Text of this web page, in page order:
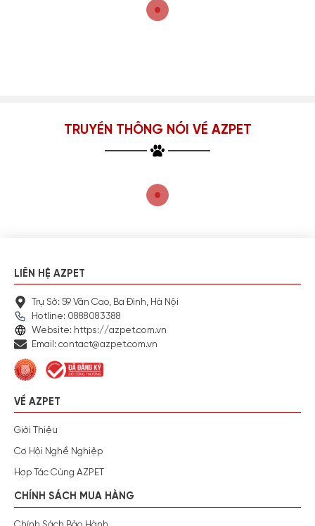
TRUYỀN THÔNG NÓI VỀ AZPET
LIÊN HỆ AZPET
Trụ Sở: 59 Văn Cao, Ba Đình, Hà Nội
Hotline: 0888083388
Website: https://azpet.com.vn
Email: contact@azpet.com.vn
VỀ AZPET
Giới Thiệu
Cơ Hội Nghề Nghiệp
Hợp Tác Cùng AZPET
CHÍNH SÁCH MUA HÀNG